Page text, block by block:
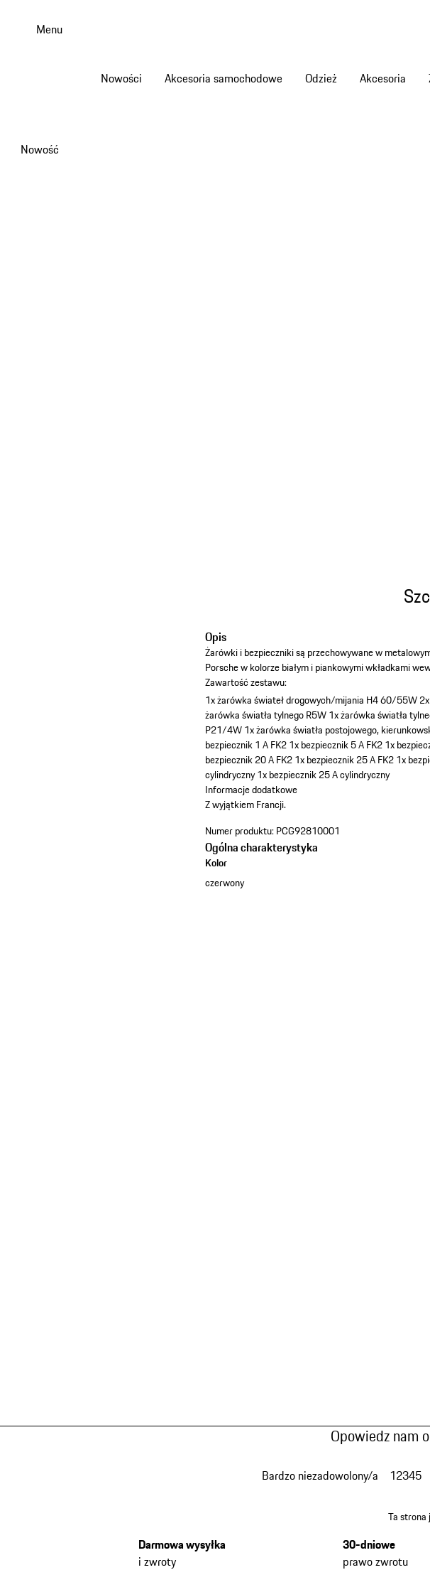
Menu
Nowości Akcesoria samochodowe Odzież Akcesoria
Nowość
Opis
Żarówki i bezpieczniki są przechowywane w
Porsche w kolorze białym i piankowymi wkładkami
Zawartość zestawu:
1x żarówka świateł drogowych/mijania H4 60/55W
żarówka światła tylnego R5W1x żarówka światła
P21/4W1x żarówka światła postojowego,
bezpiecznik 1 A FK21x bezpiecznik 5 A FK21x
bezpiecznik 20 A FK21x bezpiecznik 25 A FK21x
cylindryczny1x bezpiecznik 25 A cylindryczny
Informacje dodatkowe
Z wyjątkiem Francji.
Numer produktu:PCG92810001
Ogólna charakterystyka
Kolor
czerwony
Opowiedz nam
Bardzo niezadowolony/a 12345
Ta strona
Darmowa wysyłka
i zwroty
30-dniowe
prawo zwrotu